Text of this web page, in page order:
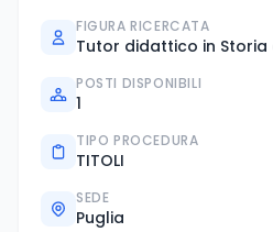
FIGURA RICERCATA
Tutor didattico in Storia
POSTI DISPONIBILI
1
TIPO PROCEDURA
TITOLI
SEDE
Puglia